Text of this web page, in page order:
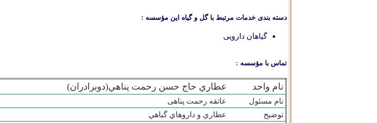
دسته بندی خدمات مرتبط با گل و گیاه این مؤسسه :
گیاهان دارویی
تماس با مؤسسه :
نام واحد عطاري حاج حسن رحمت پناهي(دوبرادران)
نام مسئول
عاتقه رحمت پناهی
توضیح
عطاري و داروهاي گياهي